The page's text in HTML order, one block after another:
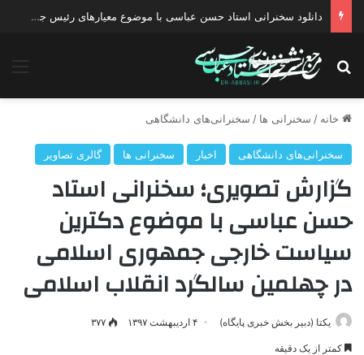
دانلود سخنرانی استاد حسن عباسی با موضوع ادواردو
جستجو برای
خانه / سخنرانی ها / سخنرانی‌های دانشگاهی
سخنرانی‌های دانشگاهی اخبار سخنرانی ها گالری تصاویر
گزارش تصویری؛ سخنرانی استاد
حسن عباسی با موضوع دکترین
سیاست خارجی جمهوری اسلامی
در چهلمین سالگرد انقلاب اسلامی
یکتا (دبیر بخش خبری پایگاه) ۴ اردیبهشت ۱۳۹۷ ۳۷۷
کمتر از یک دقیقه